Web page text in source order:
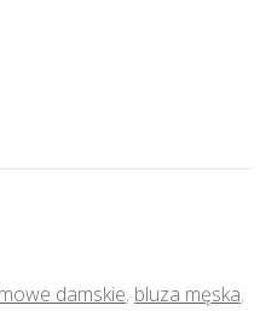
damskie, bluza męska,